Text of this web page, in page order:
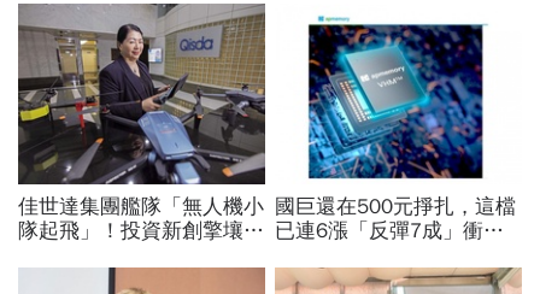
佳世達集團艦隊「無人機小
隊起飛」！投資新創擎壤、
兵：鎖定美日頂級客戶切入
國巨還在500元掙扎，這檔
已連6漲「反彈7成」衝千
還有5成空間